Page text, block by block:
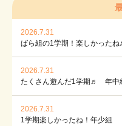
2026.7.31
ばら組の1学期！楽しかったね♪
2026.7.31
たくさん遊んだ1学期♬ 年中
2026.7.31
1学期楽しかったね！年少組